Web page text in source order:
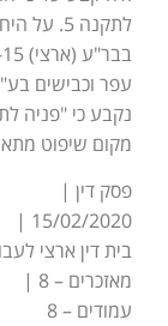
מקום שיפוט
פסק דין |
15/02/2020 |
בית דין ארצי
מאזכרים – 8 |
עמודים – 8